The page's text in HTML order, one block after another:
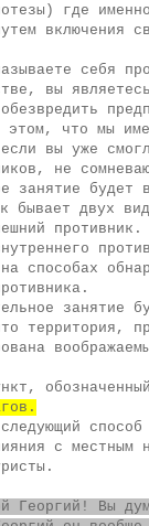
где
включения
себя
вы
этом, что мы
вы уже
не
занятие будет
бывает двух
способах
занятие
территория,
с
Георгий! Вы